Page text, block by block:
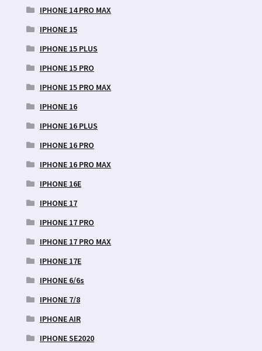
IPHONE 14 PRO MAX
IPHONE 15
IPHONE 15 PLUS
IPHONE 15 PRO
IPHONE 15 PRO MAX
IPHONE 16
IPHONE 16 PLUS
IPHONE 16 PRO
IPHONE 16 PRO MAX
IPHONE 16E
IPHONE 17
IPHONE 17 PRO
IPHONE 17 PRO MAX
IPHONE 17E
IPHONE 6/6s
IPHONE 7/8
IPHONE AIR
IPHONE SE2020